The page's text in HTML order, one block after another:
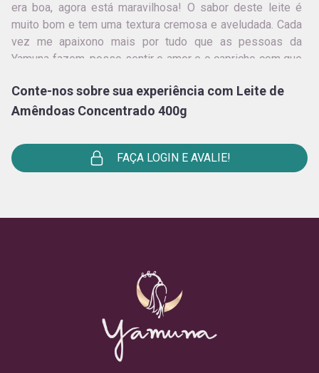
era boa, agora está maravilhosa! O sabor deste leite é
muito bom e tem uma textura cremosa e aveludada. Cada
vez me apaixono mais por tudo que as pessoas da
Yamuna fazem, posso sentir o amor e o capricho com que
Ricardo Torrezan
EVELISE PISANI
Me rendi a essa facilidade com o leite vegetal e não
Conte-nos sobre sua experiência com Leite de
Amêndoas Concentrado 400g
FAÇA LOGIN E AVALIE!